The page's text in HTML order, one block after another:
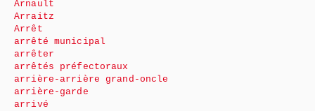
Arnault
Arraitz
Arrêt
arrêté municipal
arrêter
arrêtés préfectoraux
arrière-arrière grand-oncle
arrière-garde
arrivé